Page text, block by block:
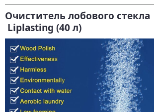
Очиститель лобового стекла
Liplasting (40 л)